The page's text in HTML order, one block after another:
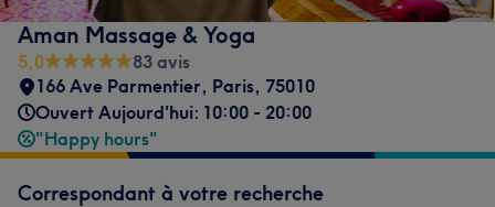
Aman Massage & Yoga
5,0
83 avis
166 Ave Parmentier, Paris, 75010
Ouvert Aujourd'hui: 10:00 - 20:00
"Happy hours"
Correspondant à votre recherche